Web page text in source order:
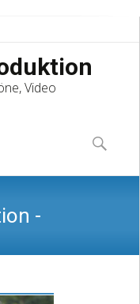
Video
content
Suchen
nach:
-
O-Töne,